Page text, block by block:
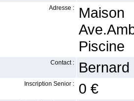
Adresse :
Piscine
Contact :
Inscription Senior : 0 €